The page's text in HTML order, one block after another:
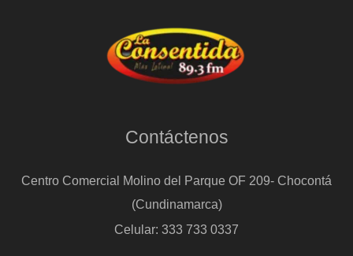
Contáctenos
Centro Comercial Molino del Parque OF 209- Chocontá
(Cundinamarca)
Celular: 333 733 0337